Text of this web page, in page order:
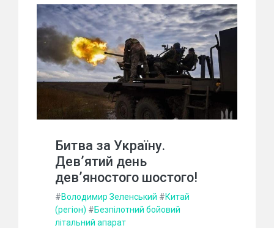
Битва за Україну.
Дев’ятий день
дев’яностого шостого!
#Володимир Зеленський #Китай
(регіон) #Безпілотний бойовий
літальний апарат